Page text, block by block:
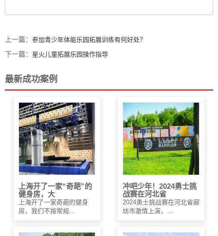
上一篇： 参加青少年体能乐园拓展训练有何好处？
下一篇： 星火儿童拓展乐园操作指导
最新成功案例
上海开了一家“奇葩”的
健身房，大
上海开了一家奇葩的健身
房，我们不按常规...
冲吧少年！2024勇士挑
战赛在河北省
2024勇士挑战赛在河北省廊
坊市激情上演，...